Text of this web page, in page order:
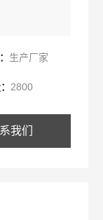
生产厂家
2800
我们